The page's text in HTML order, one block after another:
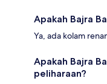
Apakah Bajra
Ya, ada kolam
Apakah Bajra
peliharaan?